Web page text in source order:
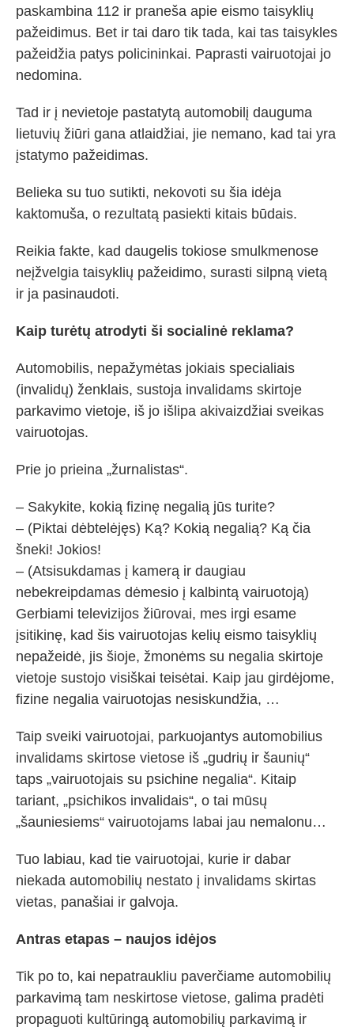
paskambina 112 ir praneša apie eismo taisyklių
pažeidimus. Bet ir tai daro tik tada, kai tas taisykles
pažeidžia patys policininkai. Paprasti vairuotojai jo
nedomina.
Tad ir į nevietoje pastatytą automobilį dauguma
lietuvių žiūri gana atlaidžiai, jie nemano, kad tai yra
įstatymo pažeidimas.
Belieka su tuo sutikti, nekovoti su šia idėja
kaktomuša, o rezultatą pasiekti kitais būdais.
Reikia fakte, kad daugelis tokiose smulkmenose
neįžvelgia taisyklių pažeidimo, surasti silpną vietą
ir ja pasinaudoti.
Kaip turėtų atrodyti ši socialinė reklama?
Automobilis, nepažymėtas jokiais specialiais
(invalidų) ženklais, sustoja invalidams skirtoje
parkavimo vietoje, iš jo išlipa akivaizdžiai sveikas
vairuotojas.
Prie jo prieina „žurnalistas“.
– Sakykite, kokią fizinę negalią jūs turite?
– (Piktai dėbtelėjęs) Ką? Kokią negalią? Ką čia
šneki! Jokios!
– (Atsisukdamas į kamerą ir daugiau
nebekreipdamas dėmesio į kalbintą vairuotoją)
Gerbiami televizijos žiūrovai, mes irgi esame
įsitikinę, kad šis vairuotojas kelių eismo taisyklių
nepažeidė, jis šioje, žmonėms su negalia skirtoje
vietoje sustojo visiškai teisėtai. Kaip jau girdėjome,
fizine negalia vairuotojas nesiskundžia, …
Taip sveiki vairuotojai, parkuojantys automobilius
invalidams skirtose vietose iš „gudrių ir šaunių“
taps „vairuotojais su psichine negalia“. Kitaip
tariant, „psichikos invalidais“, o tai mūsų
„šauniesiems“ vairuotojams labai jau nemalonu…
Tuo labiau, kad tie vairuotojai, kurie ir dabar
niekada automobilių nestato į invalidams skirtas
vietas, panašiai ir galvoja.
Antras etapas – naujos idėjos
Tik po to, kai nepatraukliu paverčiame automobilių
parkavimą tam neskirtose vietose, galima pradėti
propaguoti kultūringą automobilių parkavimą ir